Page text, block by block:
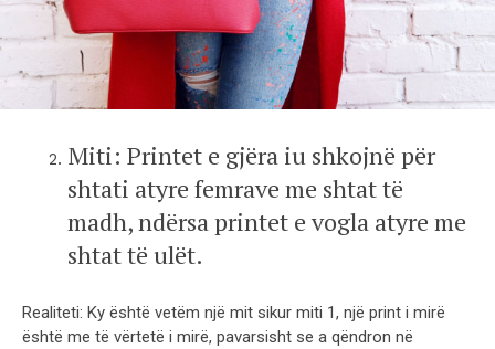
Miti: Printet e gjëra iu shkojnë për
shtati atyre femrave me shtat të
madh, ndërsa printet e vogla atyre me
shtat të ulët.
Realiteti: Ky është vetëm një mit sikur miti 1, një print i mirë
është me të vërtetë i mirë, pavarsisht se a qëndron në